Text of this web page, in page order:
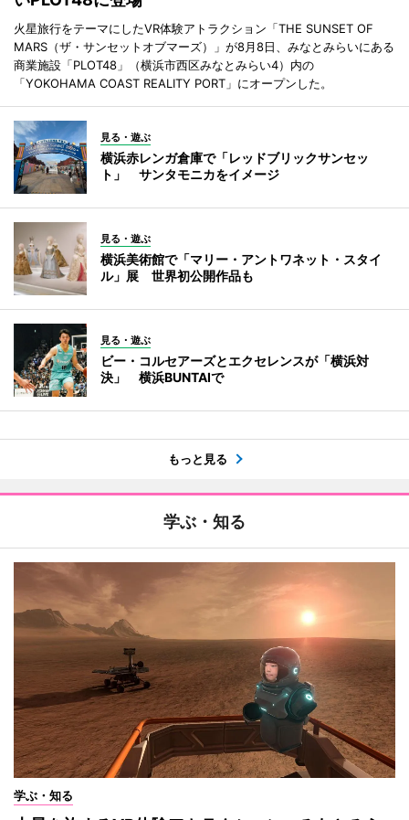
火星旅行をテーマにしたVR体験アトラクション「THE SUNSET OF
MARS（ザ・サンセットオブマーズ）」が8月8日、みなとみらいにある
商業施設「PLOT48」（横浜市西区みなとみらい4）内の
「YOKOHAMA COAST REALITY PORT」にオープンした。
見る・遊ぶ
横浜赤レンガ倉庫で「レッドブリックサンセッ
ト」 サンタモニカをイメージ
見る・遊ぶ
横浜美術館で「マリー・アントワネット・スタイ
ル」展 世界初公開作品も
見る・遊ぶ
ビー・コルセアーズとエクセレンスが「横浜対
決」 横浜BUNTAIで
もっと見る
学ぶ・知る
学ぶ・知る